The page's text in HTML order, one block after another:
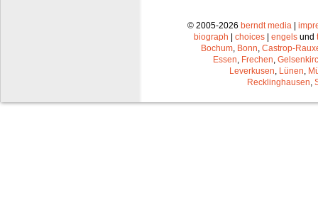
© 2005-2026 berndt media |
biograph | choices | engels und
Bochum Bonn Castrop-
Essen Frechen
Leverkusen Lünen
Recklinghausen